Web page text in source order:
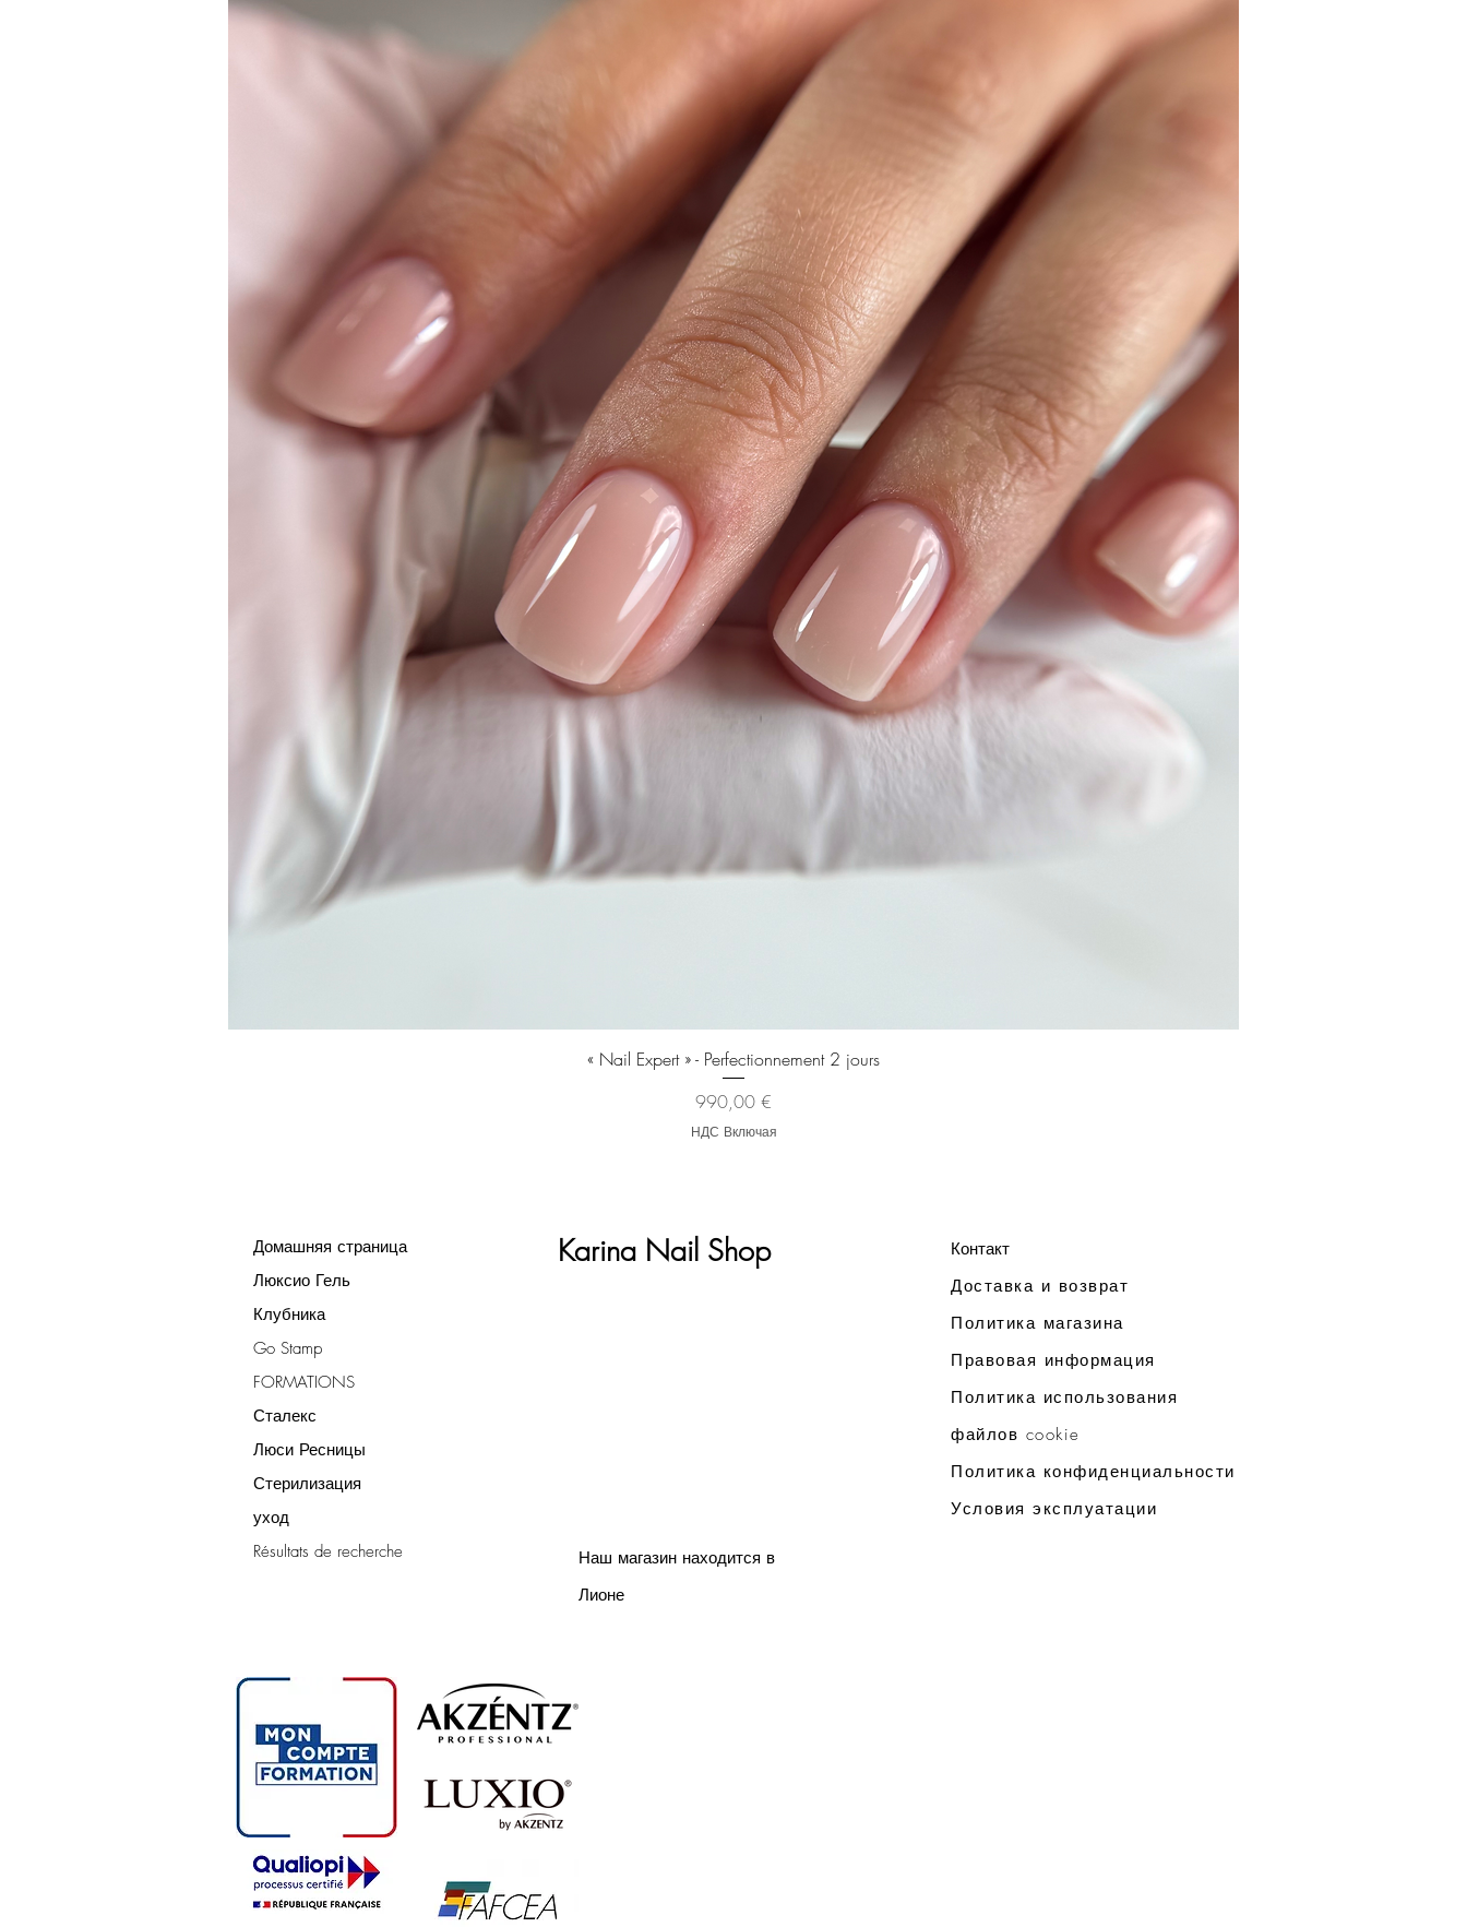
Быстрый просмотр
« Nail Expert » - Perfectionnement 2 jours
Цена
990,00 €
НДС Включая
Домашняя страница
Люксио Гель
Клубника
Go Stamp
FORMATIONS
Сталекс
Люси Ресницы
Стерилизация
уход
Résultats de recherche
Karina Nail Shop
Наш магазин находится в
Лионе
Контакт
Доставка и возврат
Политика магазина
Правовая информация
Политика использования
файлов cookie
Политика конфиденциальности
Условия эксплуатации